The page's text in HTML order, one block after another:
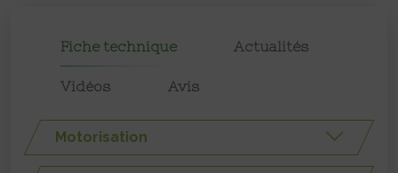
Fiche technique Actualités
Vidéos Avis
Motorisation